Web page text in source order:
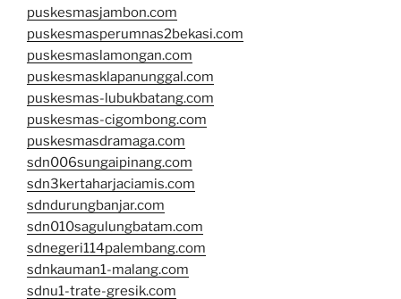
puskesmasjambon.com
puskesmasperumnas2bekasi.com
puskesmaslamongan.com
puskesmasklapanunggal.com
puskesmas-lubukbatang.com
puskesmas-cigombong.com
puskesmasdramaga.com
sdn006sungaipinang.com
sdn3kertaharjaciamis.com
sdndurungbanjar.com
sdn010sagulungbatam.com
sdnegeri114palembang.com
sdnkauman1-malang.com
sdnu1-trate-gresik.com